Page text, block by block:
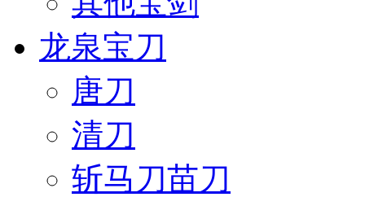
龙泉宝刀
唐刀
清刀
斩马刀苗刀